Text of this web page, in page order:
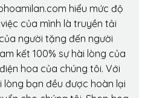
hiểu mức độ
của mình là truyền tải
người tặng đến người
kết 100% sự hài lòng của
hoa của chúng tôi. Với
lòng bạn đều được hoàn lại